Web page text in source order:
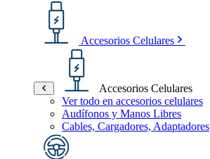
Accesorios Celulares
Accesorios Celulares
Ver todo en accesorios celulares
Audífonos y Manos Libres
Cables, Cargadores, Adaptadores